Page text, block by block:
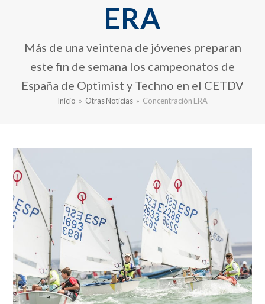
ERA
Más de una veintena de jóvenes preparan
este fin de semana los campeonatos de
España de Optimist y Techno en el CETDV
Inicio » Otras Noticias » Concentración ERA